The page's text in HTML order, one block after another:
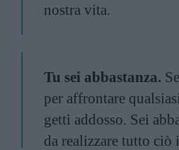
nostra vita.
Tu sei abbastanza.
per affrontare
getti addosso. Sei
da realizzare tutto ciò